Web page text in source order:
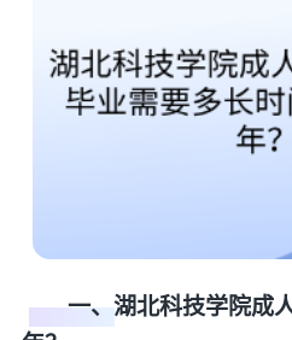
一、湖北科技学院成人